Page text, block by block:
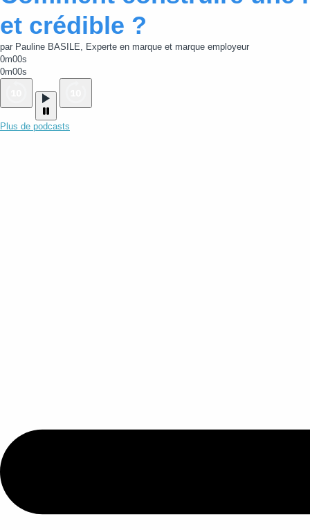
et crédible ?
par Pauline BASILE, Experte en marque et marque employeur
0m00s
0m00s
Plus de podcasts